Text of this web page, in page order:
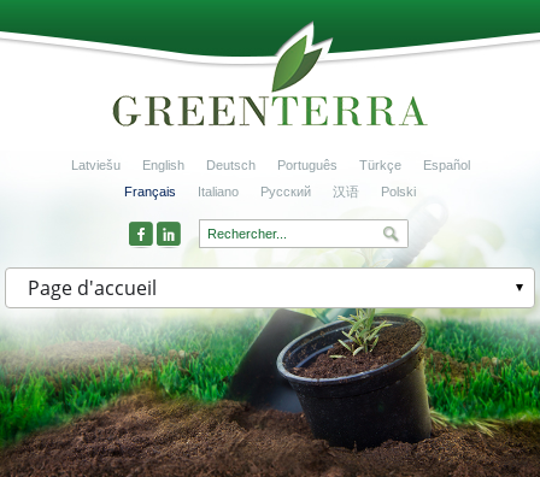
Latviešu English Deutsch Português Türkçe
Español
Français
Italiano Русский 汉语 Polski
Page d'accueil